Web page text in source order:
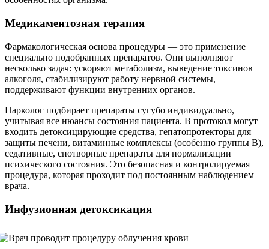
Медикаментозная терапия
Фармакологическая основа процедуры — это применение
специально подобранных препаратов. Они выполняют
несколько задач: ускоряют метаболизм, выведение токсинов
алкоголя, стабилизируют работу нервной системы,
поддерживают функции внутренних органов.
Нарколог подбирает препараты сугубо индивидуально,
учитывая все нюансы состояния пациента. В протокол могут
входить детоксицирующие средства, гепатопротекторы для
защиты печени, витаминные комплексы (особенно группы B),
седативные, снотворные препараты для нормализации
психического состояния. Это безопасная и контролируемая
процедура, которая проходит под постоянным наблюдением
врача.
Инфузионная детоксикация